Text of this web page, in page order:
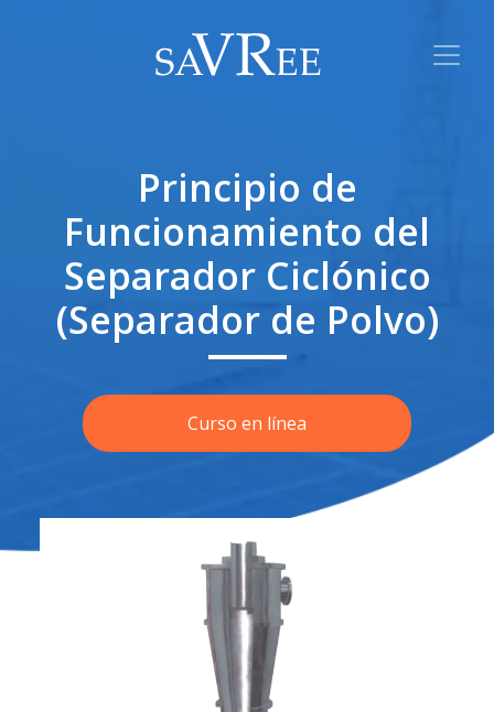
Principio de
Funcionamiento del
Separador Ciclónico
(Separador de Polvo)
Curso en línea